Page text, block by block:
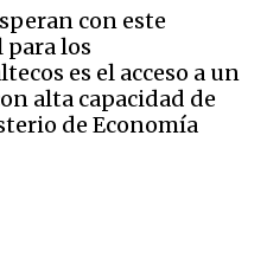
con este
los
es el acceso a un
alta capacidad de
de Economía